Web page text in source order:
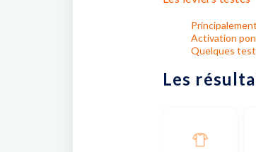
Activation
Quelques
Les